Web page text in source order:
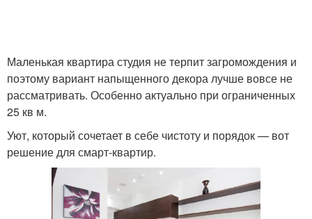
Маленькая квартира студия не терпит загромождения и
поэтому вариант напыщенного декора лучше вовсе не
рассматривать. Особенно актуально при ограниченных
25 кв м.
Уют, который сочетает в себе чистоту и порядок — вот
решение для смарт-квартир.